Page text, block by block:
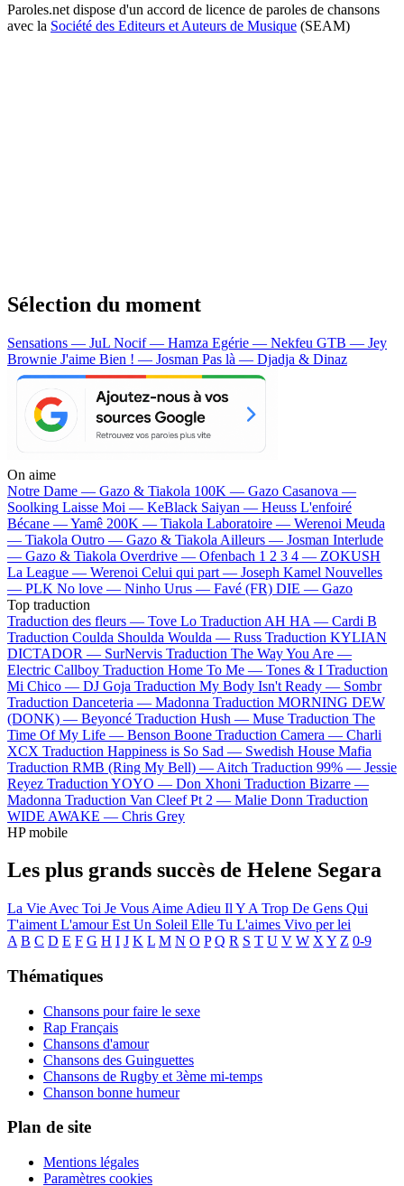
Paroles.net dispose d'un accord de licence de paroles de chansons
avec la Société des Editeurs et Auteurs de Musique (SEAM)
Sélection du moment
Sensations — JuL Nocif — Hamza Egérie — Nekfeu GTB — Jey
Brownie J'aime Bien ! — Josman Pas là — Djadja & Dinaz
On aime
Notre Dame — Gazo & Tiakola 100K — Gazo Casanova —
Soolking Laisse Moi — KeBlack Saiyan — Heuss L'enfoiré
Bécane —Yamê 200K — Tiakola Laboratoire — Werenoi Meuda
— Tiakola Outro — Gazo & Tiakola Ailleurs — Josman Interlude
— Gazo & Tiakola Overdrive — Ofenbach 1 2 3 4 — ZOKUSH
La League — Werenoi Celui qui part — Joseph Kamel Nouvelles
— PLK No love — Ninho Urus — Favé (FR) DIE — Gazo
Top traduction
Traduction des fleurs — Tove Lo Traduction AH HA — Cardi B
Traduction Coulda Shoulda Woulda — Russ Traduction KYLIAN
DICTADOR — SurNervis Traduction The Way You Are —
Electric Callboy Traduction Home To Me — Tones & I Traduction
Mi Chico — DJ Goja Traduction My Body Isn't Ready — Sombr
Traduction Danceteria — Madonna Traduction MORNING DEW
(DONK) — Beyoncé Traduction Hush — Muse Traduction The
Time Of My Life — Benson Boone Traduction Camera — Charli
XCX Traduction Happiness is So Sad — Swedish House Mafia
Traduction RMB (Ring My Bell) — Aitch Traduction 99% — Jessie
Reyez Traduction YOYO — Don Xhoni Traduction Bizarre —
Madonna Traduction Van Cleef Pt 2 — Malie Donn Traduction
WIDE AWAKE — Chris Grey
HP mobile
Les plus grands succès de Helene Segara
La Vie Avec Toi Je Vous Aime Adieu Il Y A Trop De Gens Qui
T'aiment L'amour Est Un Soleil Elle Tu L'aimes Vivo per lei
A B C D E F G H I J K L M N O P Q R S T U V W X Y Z 0-9
Thématiques
Chansons pour faire le sexe
Rap Français
Chansons d'amour
Chansons des Guinguettes
Chansons de Rugby et 3ème mi-temps
Chanson bonne humeur
Plan de site
Mentions légales
Paramètres cookies